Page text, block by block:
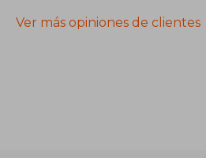
Ver más opiniones de clientes